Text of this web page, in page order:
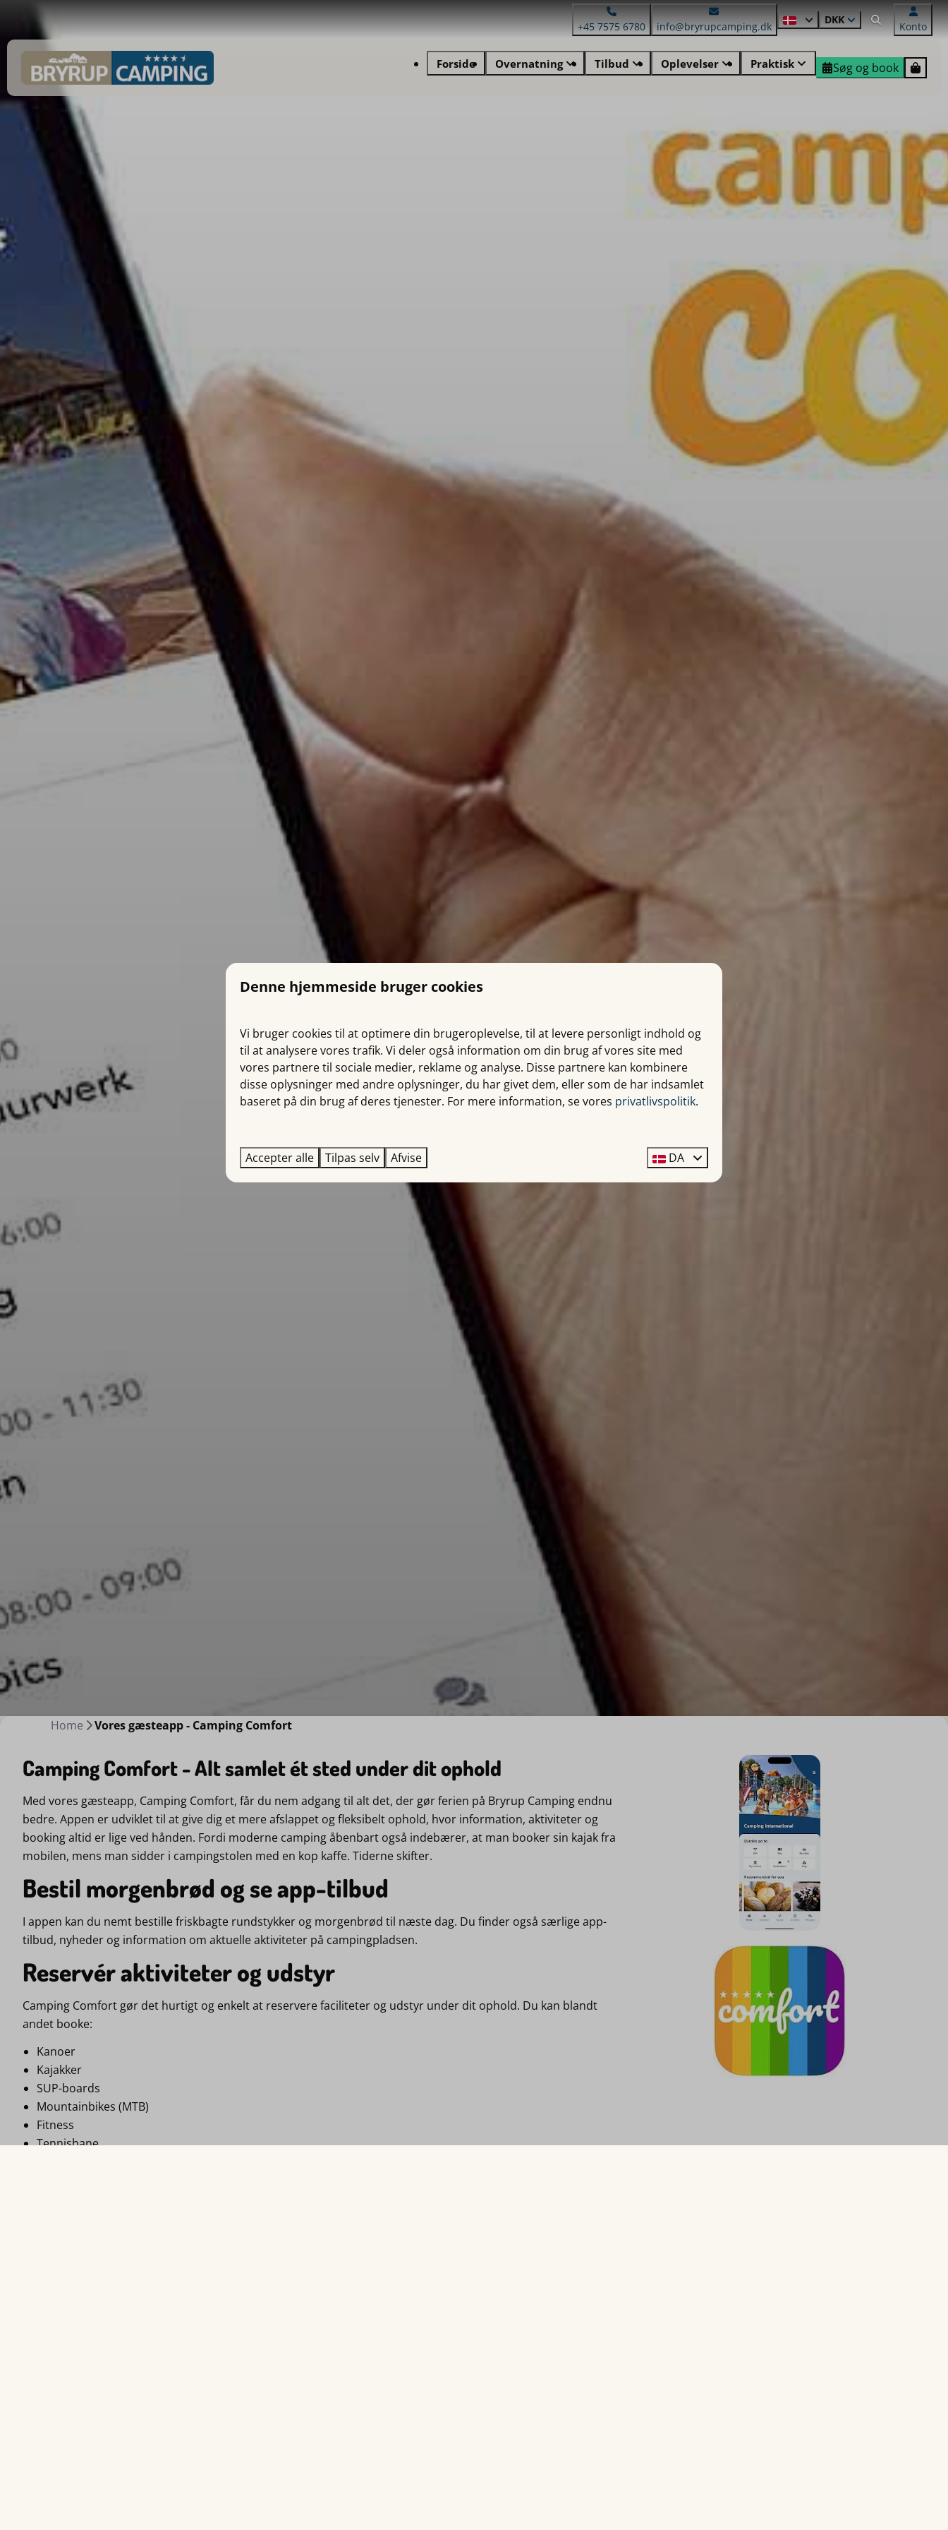
+45 7575 6780 info@bryrupcamping.dk
DKK
Konto
Forside Overnatning Tilbud Oplevelser Praktisk Søg og book
Home Vores gæsteapp - Camping Comfort
Camping Comfort - Alt samlet ét sted under dit ophold
Med vores gæsteapp, Camping Comfort, får du nem adgang til alt det, der gør ferien på Bryrup Camping endnu
bedre. Appen er udviklet til at give dig et mere afslappet og fleksibelt ophold, hvor information, aktiviteter og
booking altid er lige ved hånden. Fordi moderne camping åbenbart også indebærer, at man booker sin kajak fra
mobilen, mens man sidder i campingstolen med en kop kaffe. Tiderne skifter.
Bestil morgenbrød og se app-tilbud
I appen kan du nemt bestille friskbagte rundstykker og morgenbrød til næste dag. Du finder også særlige app-
tilbud, nyheder og information om aktuelle aktiviteter på campingpladsen.
Reservér aktiviteter og udstyr
Camping Comfort gør det hurtigt og enkelt at reservere faciliteter og udstyr under dit ophold. Du kan blandt
andet booke:
Kanoer
Kajakker
SUP-boards
Mountainbikes (MTB)
Fitness
Tennisbane
Denne hjemmeside bruger cookies
Vi bruger cookies til at optimere din brugeroplevelse, til at levere personligt indhold og
til at analysere vores trafik. Vi deler også information om din brug af vores site med
vores partnere til sociale medier, reklame og analyse. Disse partnere kan kombinere
disse oplysninger med andre oplysninger, du har givet dem, eller som de har indsamlet
baseret på din brug af deres tjenester. For mere information, se vores privatlivspolitik.
Accepter alle Tilpas selv Afvise DA